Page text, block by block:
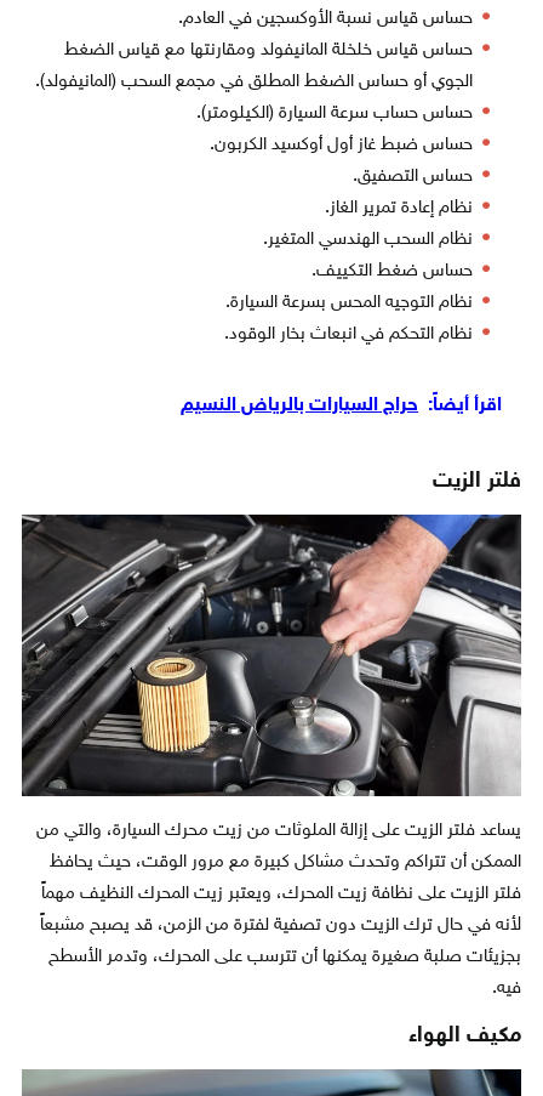
حساس قياس نسبة الأوكسجين في العادم.
حساس قياس خلخلة المانيفولد ومقارنتها مع قياس الضغط
الجوي أو حساس الضغط المطلق في مجمع السحب (المانيفولد).
حساس حساب سرعة السيارة (الكيلومتر).
حساس ضبط غاز أول أوكسيد الكربون.
حساس التصفيق.
نظام إعادة تمرير الغاز.
نظام السحب الهندسي المتغير.
حساس ضغط التكييف.
نظام التوجيه المحس بسرعة السيارة.
نظام التحكم في انبعاث بخار الوقود.
اقرأ أيضاً: حراج السيارات بالرياض النسيم
فلتر الزيت
يساعد فلتر الزيت على إزالة الملوثات من زيت محرك السيارة، والتي من
الممكن أن تتراكم وتحدث مشاكل كبيرة مع مرور الوقت، حيث يحافظ
فلتر الزيت على نظافة زيت المحرك، ويعتبر زيت المحرك النظيف مهماً
لأنه في حال ترك الزيت دون تصفية لفترة من الزمن، قد يصبح مشبعاً
بجزيئات صلبة صغيرة يمكنها أن تترسب على المحرك، وتدمر الأسطح
فيه.
مكيف الهواء